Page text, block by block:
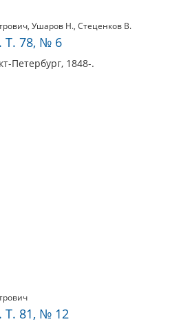
, Ушаров Н., Стеценков В.
Т. 78, № 6
Петербург, 1848-.
Т. 81, № 12